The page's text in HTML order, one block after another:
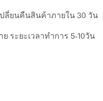
ปลี่ยนคืนสินค้าภายใน 30 วัน
ระยะเวลาทำการ 5-10วัน